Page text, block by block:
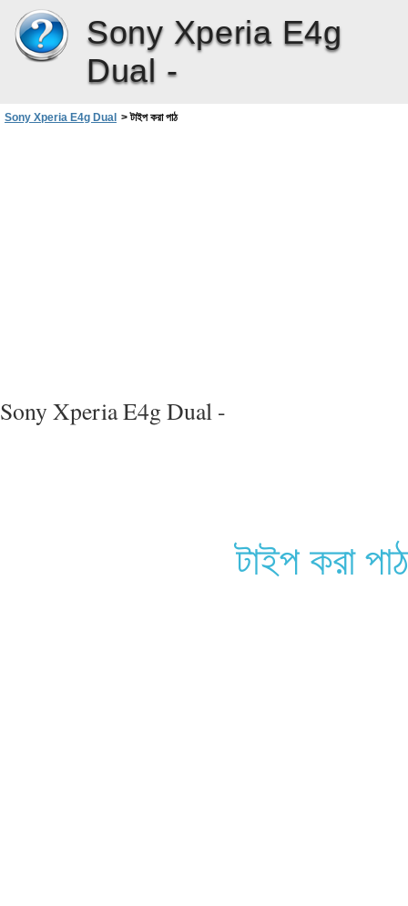
Sony Xperia E4g
Dual -
Sony Xperia E4g Dual >টাইপ করা পাঠ
Sony Xperia E4g Dual -
টাইপ করা পাঠ